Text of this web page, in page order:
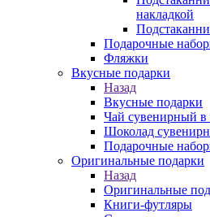
накладкой
Подарочные
Фляжки
Вкусные подарки
Назад
Вкусные подарки
Чай сувенирный в
Шоколад
Подарочные
Оригинальные подарки
Назад
Оригинальные
Книги-футляры